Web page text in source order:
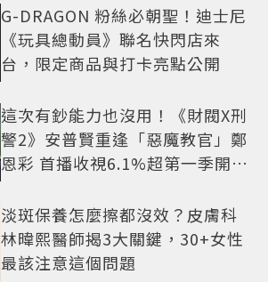
G-DRAGON 粉絲必朝聖！迪士尼
《玩具總動員》聯名快閃店來
台，限定商品與打卡亮點公開
這次有鈔能力也沒用！《財閥X刑
警2》安普賢重逢「惡魔教官」鄭
恩彩 首播收視6.1%超第一季開紅
淡斑保養怎麼擦都沒效？皮膚科
林暐熙醫師揭3大關鍵，30+女性
最該注意這個問題